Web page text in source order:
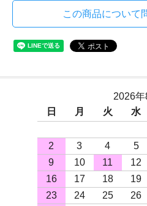
この商品について
2026年
日
月 火 水
2
3 4 5
9
10 11 12
16
17 18 19
23
24 25 26